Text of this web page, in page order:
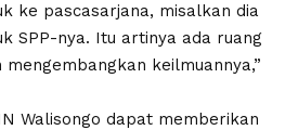
ke pascasarjana, misalkan dia
SPP-nya. Itu artinya ada ruang
keilmuannya,”
Walisongo dapat memberikan